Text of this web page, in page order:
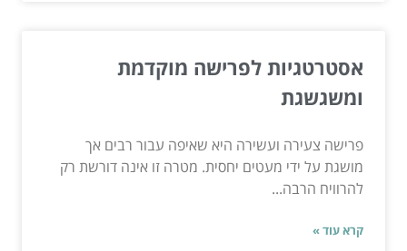
אסטרטגיות לפרישה מוקדמת
ומשגשגת
פרישה צעירה ועשירה היא שאיפה עבור רבים אך
מושגת על ידי מעטים יחסית. מטרה זו אינה דורשת רק
להרוויח הרבה...
קרא עוד »